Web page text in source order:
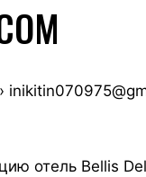
›
отель Bellis